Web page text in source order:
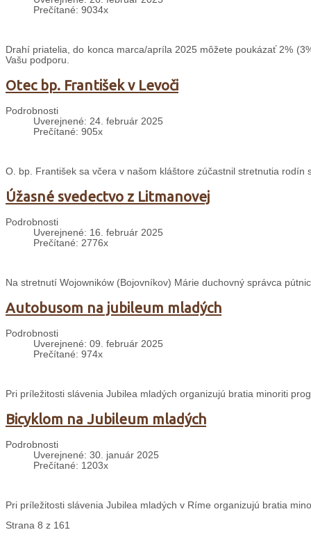
Prečítané: 9034x
Drahí priatelia, do konca marca/apríla 2025 môžete poukázať 2%
Vašu podporu.
Otec bp. František v Levoči
Podrobnosti
Uverejnené: 24. február 2025
Prečítané: 905x
O. bp. František sa včera v našom kláštore zúčastnil stretnutia rodín
Úžasné svedectvo z Litmanovej
Podrobnosti
Uverejnené: 16. február 2025
Prečítané: 2776x
Na stretnutí Wojowników (Bojovníkov) Márie duchovný správca
Autobusom na jubileum mladých
Podrobnosti
Uverejnené: 09. február 2025
Prečítané: 974x
Pri príležitosti slávenia Jubilea mladých organizujú bratia minoriti
Bicyklom na Jubileum mladých
Podrobnosti
Uverejnené: 30. január 2025
Prečítané: 1203x
Pri príležitosti slávenia Jubilea mladých v Ríme organizujú bratia
Strana 8 z 161